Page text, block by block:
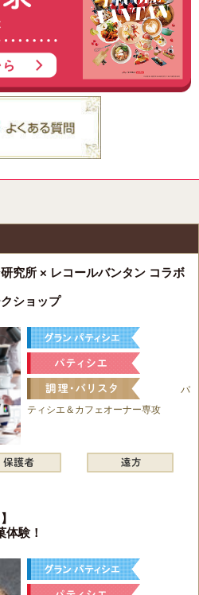
究所 × レコールバンタン コラボ
ショップ
パ
ティシエ＆カフェオーナー専攻
験！